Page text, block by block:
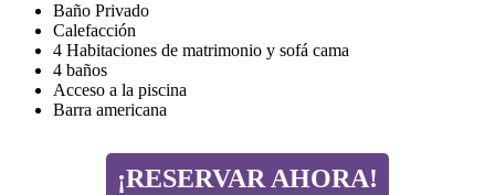
Baño Privado
Calefacción
4 Habitaciones de matrimonio y sofá cama
4 baños
Acceso a la piscina
Barra americana
¡RESERVAR AHORA!